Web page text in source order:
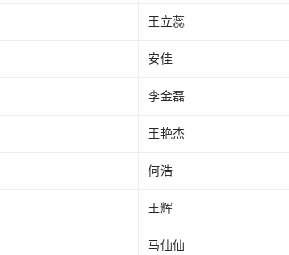
王立蕊
安佳
李金磊
王艳杰
何浩
王辉
马仙仙